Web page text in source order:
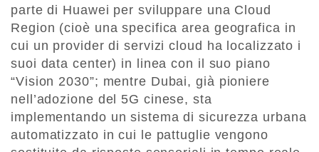
parte di Huawei per sviluppare una Cloud
Region (cioè una specifica area geografica in
cui un provider di servizi cloud ha localizzato i
suoi data center) in linea con il suo piano
“Vision 2030”; mentre Dubai, già pioniere
nell’adozione del 5G cinese, sta
implementando un sistema di sicurezza urbana
automatizzato in cui le pattuglie vengono